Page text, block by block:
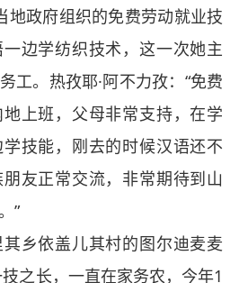
地政府组织的免费劳动就业技
边学纺织技术，这一次她主
工。热孜耶·阿不力孜：“免费
上班，父母非常支持，在学
技能，刚去的时候汉语还不
友正常交流，非常期待到山
”
依盖儿其村的图尔迪麦麦
之长，一直在家务农，今年1